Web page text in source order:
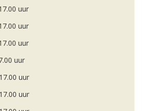
uur
uur
uur
uur
uur
uur